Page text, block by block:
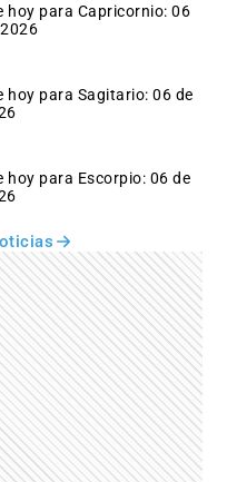
hoy para Capricornio: 06
hoy para Sagitario: 06 de
hoy para Escorpio: 06 de